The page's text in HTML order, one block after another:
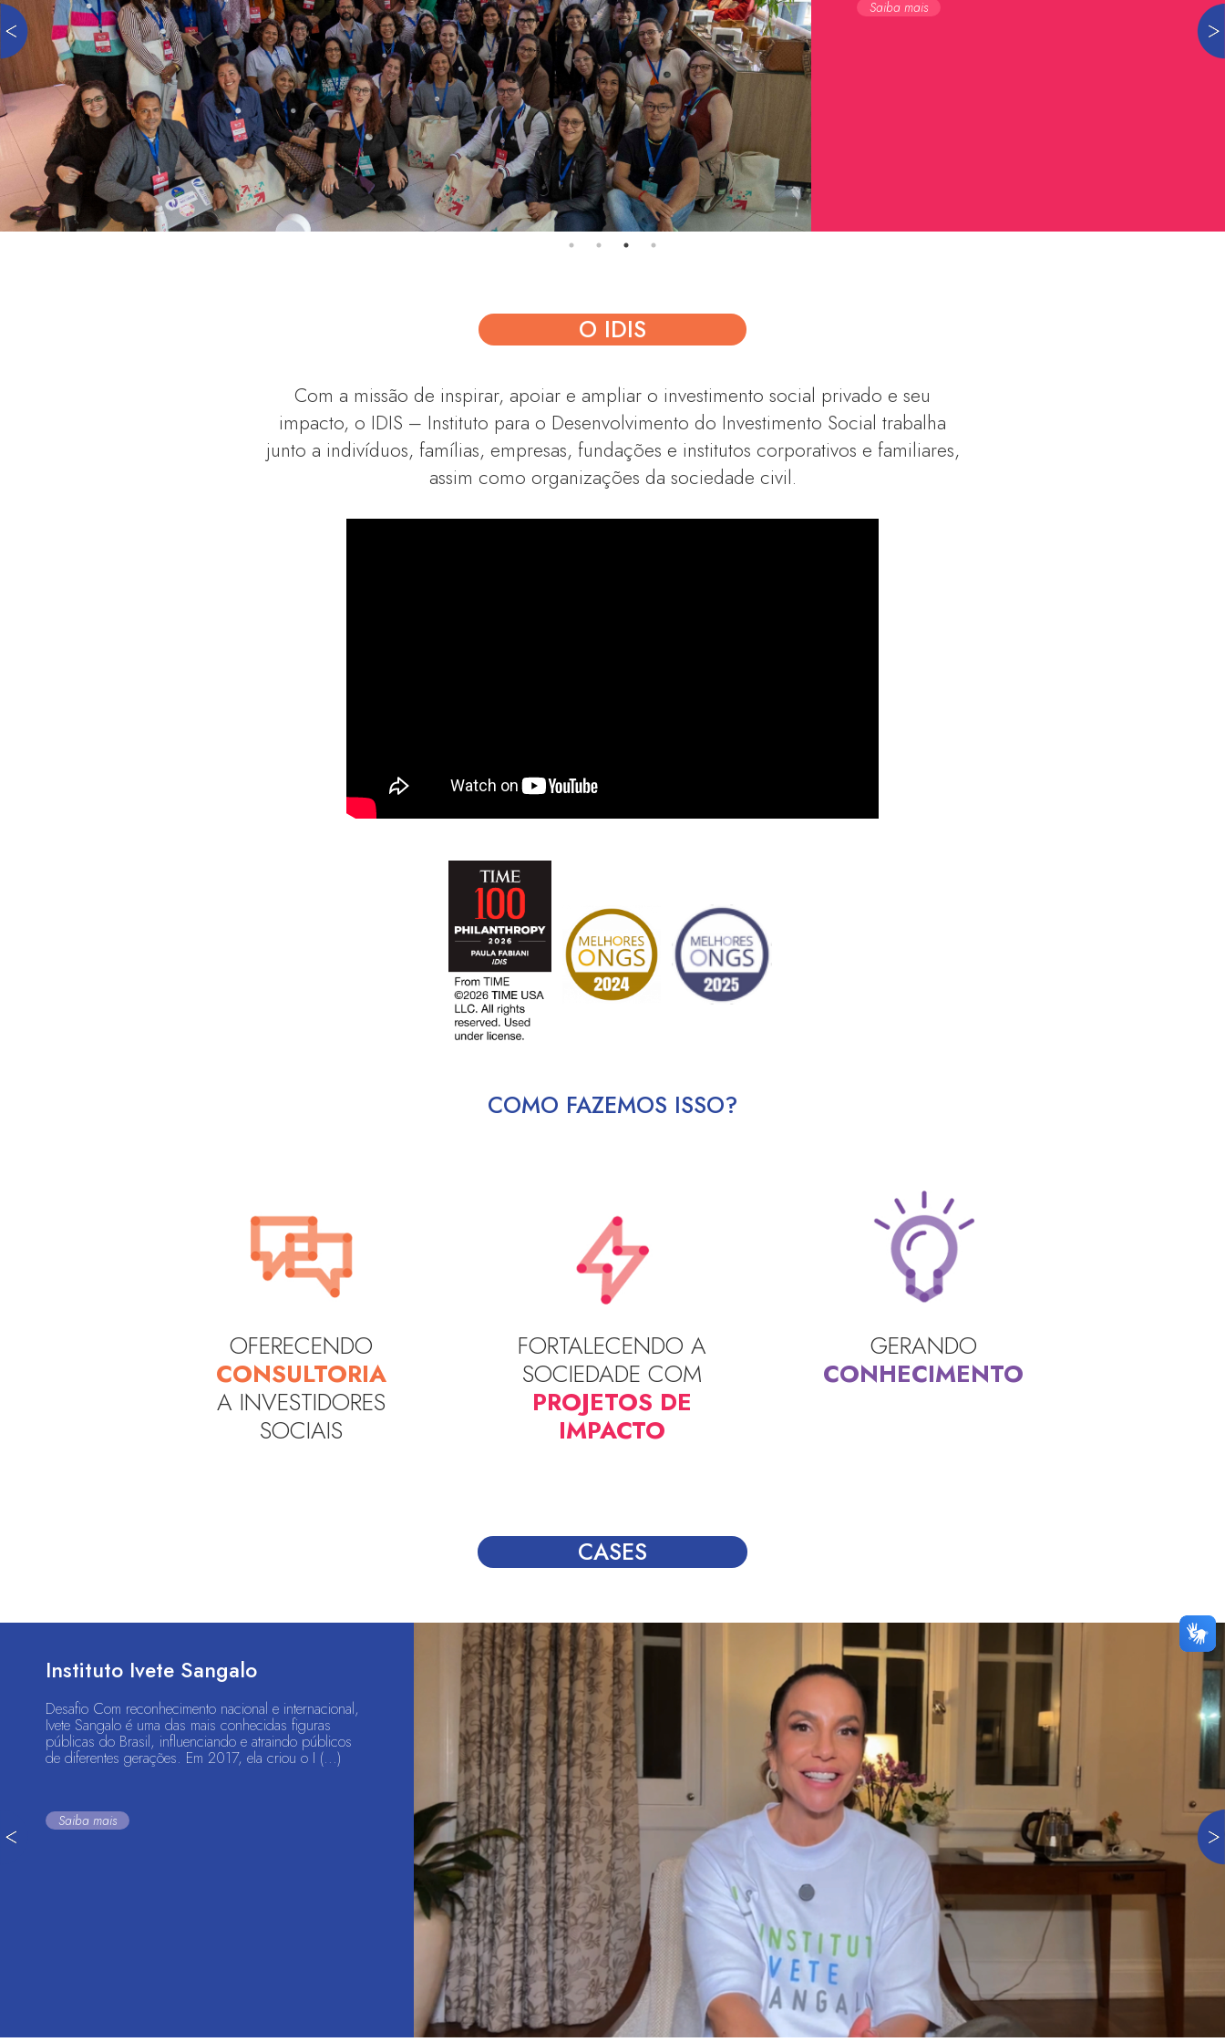
Saiba mais
O IDIS
Com a missão de inspirar, apoiar e ampliar o investimento social privado e seu
impacto, o IDIS – Instituto para o Desenvolvimento do Investimento Social trabalha
junto a indivíduos, famílias, empresas, fundações e institutos corporativos e familiares,
assim como organizações da sociedade civil.
COMO FAZEMOS ISSO?
OFERECENDO
CONSULTORIA
A INVESTIDORES
SOCIAIS
FORTALECENDO A
SOCIEDADE COM
PROJETOS DE
IMPACTO
GERANDO
CONHECIMENTO
CASES
Instituto Ivete Sangalo
Desafio Com reconhecimento nacional e internacional,
Ivete Sangalo é uma das mais conhecidas figuras
públicas do Brasil, influenciando e atraindo públicos
de diferentes gerações. Em 2017, ela criou o I (...)
Saiba mais